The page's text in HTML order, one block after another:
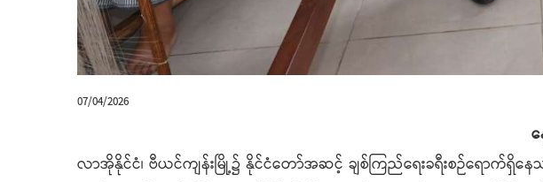
07/04/2026
လာအိုနိုင်ငံ၊ ဗီယင်ကျန်းမြို့၌ နိုင်ငံတော်အဆင့် ချစ်ကြည်ရေးခရီးစဉ်ရောက်ရှိန